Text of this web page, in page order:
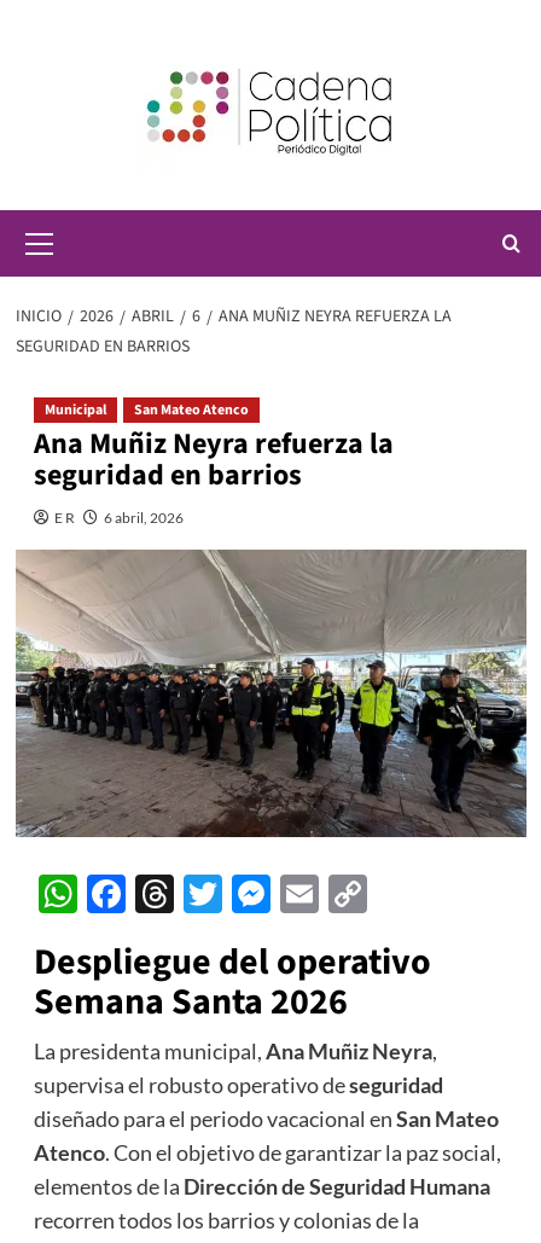
principal
INICIO 2026 ABRIL 6
ANA MUÑIZ NEYRA REFUERZA LA
SEGURIDAD EN BARRIOS
Municipal San Mateo Atenco
Ana Muñiz Neyra refuerza la
seguridad en barrios
E R 6 abril, 2026
WhatsApp
Facebook
Threads
Twitter
Messenger
EmailCopy
Despliegue del operativo
Semana Santa 2026
La presidenta municipal,Ana Muñiz Neyra,
supervisa el robusto operativo deseguridad
diseñado para el periodo vacacional enSan Mateo
Atenco. Con el objetivo de garantizar la paz social,
elementos de la Dirección de Seguridad Humana
recorren todos los barrios y colonias de la